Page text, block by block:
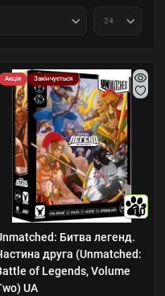
Акція Закінчується
10
Битва легенд.
друга (Unmatched:
of Legends, Volume
UA